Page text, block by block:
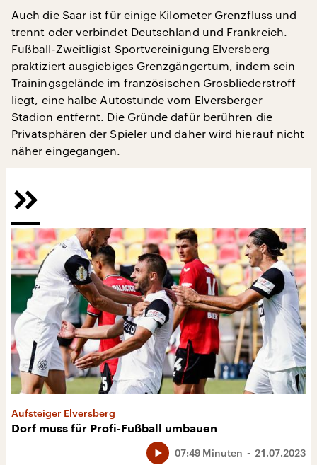
Auch die Saar ist für einige Kilometer Grenzfluss und
trennt oder verbindet Deutschland und Frankreich.
Fußball-Zweitligist Sportvereinigung Elversberg
praktiziert ausgiebiges Grenzgängertum, indem sein
Trainingsgelände im französischen Grosbliederstroff
liegt, eine halbe Autostunde vom Elversberger
Stadion entfernt. Die Gründe dafür berühren die
Privatsphären der Spieler und daher wird hierauf nicht
näher eingegangen.
Aufsteiger Elversberg
Dorf muss für Profi-Fußball umbauen
21.07.2023
07:49 Minuten